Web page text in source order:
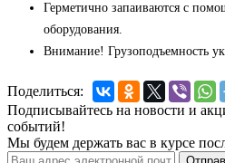
Герметично запаиваются с
оборудования.
Внимание! Грузоподъемность
Поделиться:
Подписывайтесь на новости и
событий!
Мы будем держать вас в курсе